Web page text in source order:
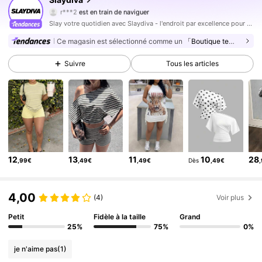
r***2est en train de naviguer
4,85
1.1M Suiveurs
4,85 1.1M Suiveurs
4,85 1.1M Suiveurs
4,85 1.1M Suiveurs
4,85 1.1M Suiveurs
4,85 1.1M Suiveurs
Slay votre quotidien avec Slaydiva - l'endroit par excellence pour tout ce qui est hot !
Ce magasin est sélectionné comme un 「Boutique tendance」
Suivre Tous les articles
12 ,99€ 13 ,49€ 11 ,49€ Dès 10 ,49€ 28
4,00 (4) Voir plus
Petit
25%
Fidèle à la taille
75%
Grand
0%
je n'aime pas(1)